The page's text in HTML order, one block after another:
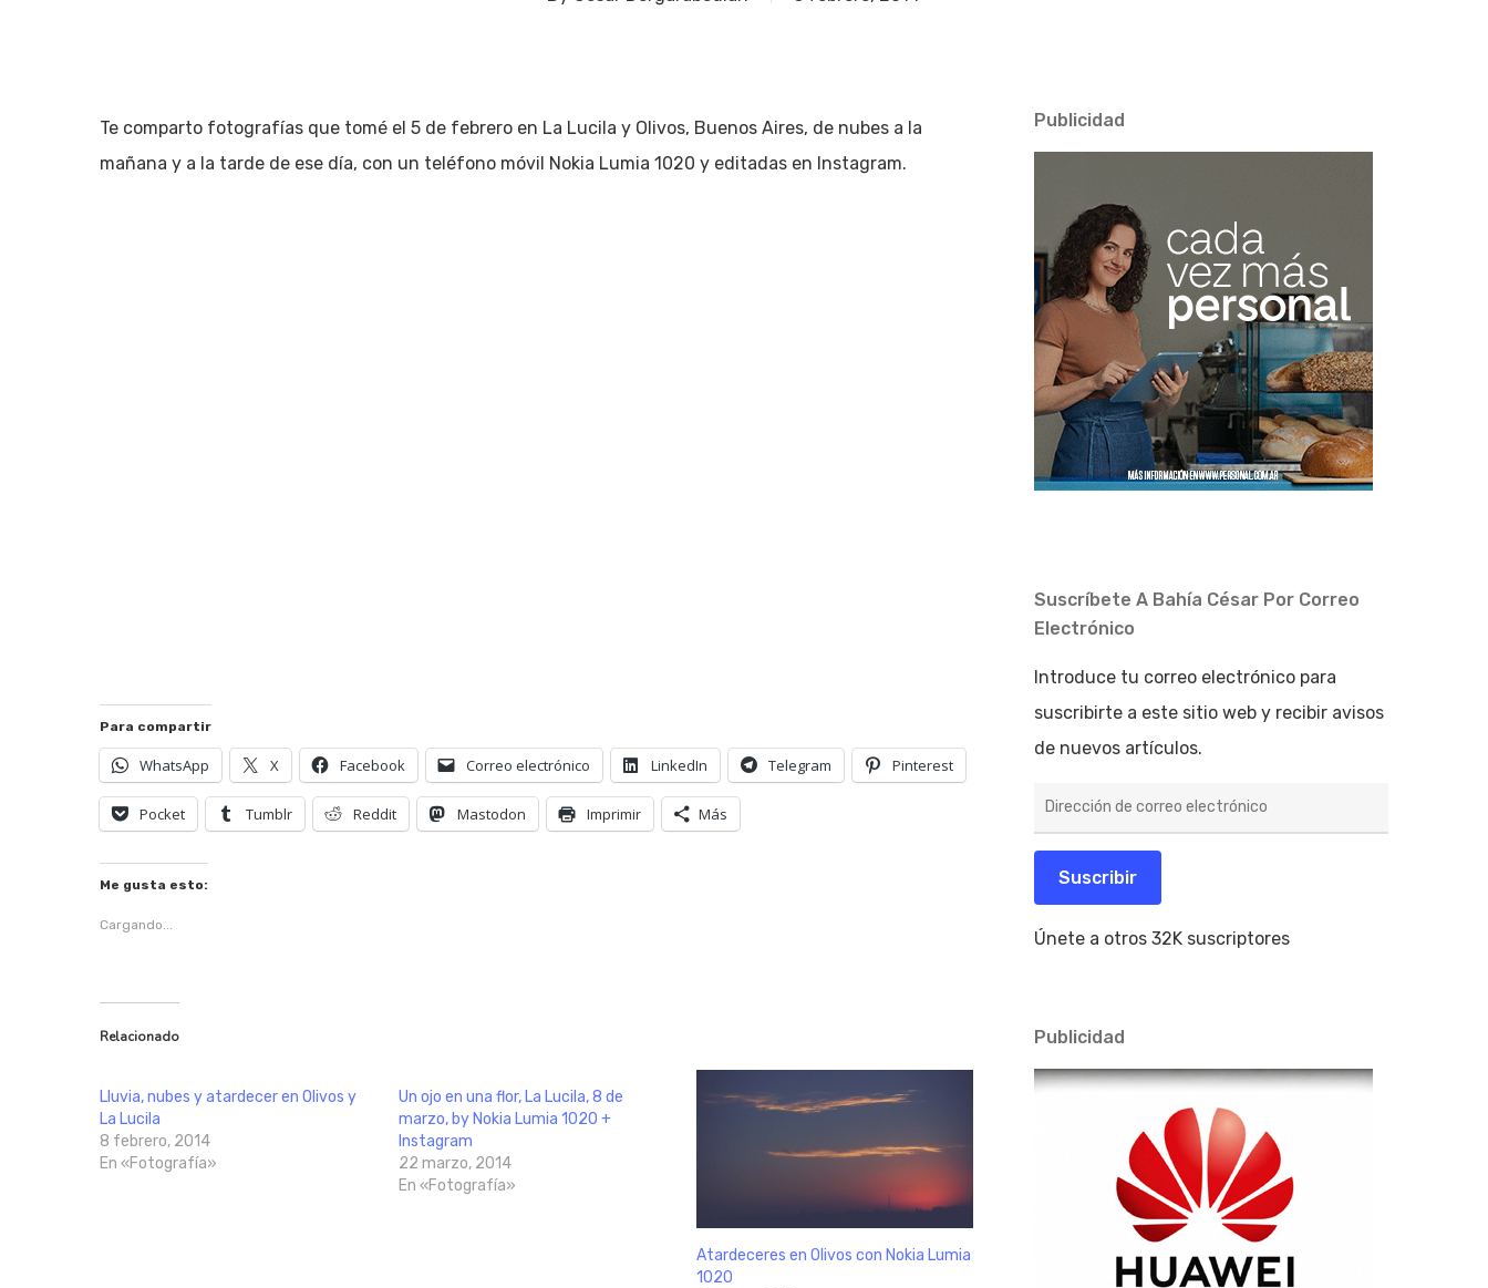
Te comparto fotografías que tomé el 5 de febrero en La Lucila y Olivos, Buenos Aires, de nubes a la
mañana y a la tarde de ese día, con un teléfono móvil Nokia Lumia 1020 y editadas en Instagram.
Para compartir
WhatsApp X Facebook Correo electrónico LinkedIn Telegram Pinterest
Pocket Tumblr Reddit Mastodon Imprimir Más
Me gusta esto:
Cargando...
Relacionado
Lluvia, nubes y atardecer en Olivos y
La Lucila
8 febrero, 2014
En «Fotografía»
Un ojo en una flor, La Lucila, 8 de
marzo, by Nokia Lumia 1020 +
Instagram
22 marzo, 2014
En «Fotografía»
Atardeceres en Olivos con Nokia Lumia
1020
Publicidad
Suscríbete A Bahía César Por Correo
Electrónico
Introduce tu correo electrónico para
suscribirte a este sitio web y recibir avisos
de nuevos artículos.
de
electrónico
Suscribir
Únete a otros 32K suscriptores
Publicidad